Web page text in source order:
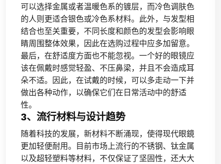
可以选择金属或者温暖色系的镀层，而冷色调肤色
的人则更适合银色或冷色系材料。此外，与发型相
结合也至关重要，不同长度和颜色的发型会影响眼
睛周围整体效果，因此在选购过程中应多加留意。
最后，在舒适度方面也不能忽视。一个好的眼镜应
该在佩戴时感觉轻盈、不压鼻梁，并且不会造成耳
朵不适。因此，在试戴的时候，可以多走动一下并
做出各种动作，以确保它们在日常活动中的舒适
性。
3、流行材料与设计趋势
随着科技的发展，新材料不断涌现，使得现代眼鏡
更加轻便耐用。目前市场上流行的不锈钢、钛金属
以及超轻塑料等材料，不仅保证了坚固性，还大大